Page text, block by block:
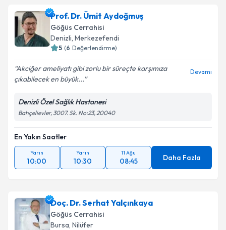
takvim hazırlandığında e-posta ile bilgilendireceğiz.
E-posta Adresiniz
Kişisel verilerimin işlenmesine ilişkin
kapsamda işlenmesini kabul ediyorum.
Prof. Dr. Ümit Aydoğmuş
Göğüs Cerrahisi
Denizli, Merkezefendi
5 (6 Değerlendirme)
Akciğer ameliyatı gibi zorlu bir süreçte karşımıza
çıkabilecek en büyük...
Devamı
Denizli Özel Sağlık Hastanesi
Bahçelievler, 3007. Sk. No:23, 20040
En Yakın Saatler
Yarın
10:00
Yarın
10:30
11 Ağu
08:45 Daha Fazla
Doç. Dr. Serhat Yalçınkaya
Göğüs Cerrahisi
Bursa, Nilüfer